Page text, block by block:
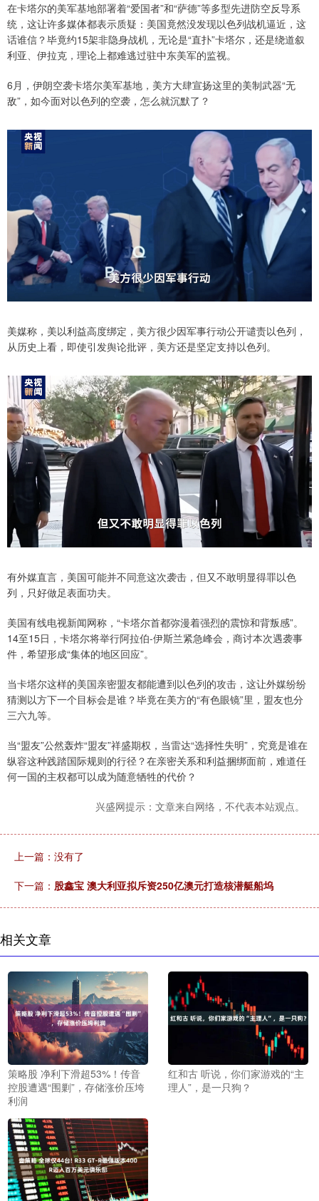
在卡塔尔的美军基地部署着“爱国者”和“萨德”等多型先进防空反导系
统，这让许多媒体都表示质疑：美国竟然没发现以色列战机逼近，这
话谁信？毕竟约15架非隐身战机，无论是“直扑”卡塔尔，还是绕道叙
利亚、伊拉克，理论上都难逃过驻中东美军的监视。
6月，伊朗空袭卡塔尔美军基地，美方大肆宣扬这里的美制武器“无
敌”，如今面对以色列的空袭，怎么就沉默了？
美媒称，美以利益高度绑定，美方很少因军事行动公开谴责以色列，
从历史上看，即使引发舆论批评，美方还是坚定支持以色列。
有外媒直言，美国可能并不同意这次袭击，但又不敢明显得罪以色
列，只好做足表面功夫。
美国有线电视新闻网称，“卡塔尔首都弥漫着强烈的震惊和背叛感”。
14至15日，卡塔尔将举行阿拉伯-伊斯兰紧急峰会，商讨本次遇袭事
件，希望形成“集体的地区回应”。
当卡塔尔这样的美国亲密盟友都能遭到以色列的攻击，这让外媒纷纷
猜测以方下一个目标会是谁？毕竟在美方的“有色眼镜”里，盟友也分
三六九等。
当“盟友”公然轰炸“盟友”祥盛期权，当雷达“选择性失明”，究竟是谁在
纵容这种践踏国际规则的行径？在亲密关系和利益捆绑面前，难道任
何一国的主权都可以成为随意牺牲的代价？
兴盛网提示：文章来自网络，不代表本站观点。
上一篇：没有了
下一篇： 股鑫宝 澳大利亚拟斥资250亿澳元打造核潜艇船坞
相关文章
策略股 净利下滑超53%！传音
控股遭遇“围剿”，存储涨价压垮
利润
红和古 听说，你们家游戏的“主
理人”，是一只狗？